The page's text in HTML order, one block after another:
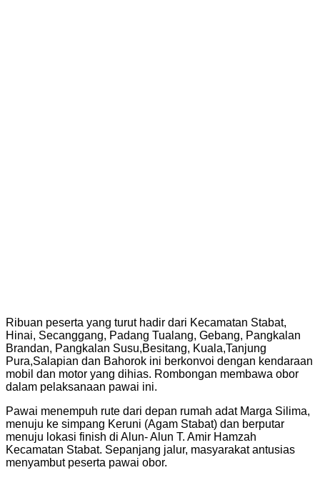
Ribuan peserta yang turut hadir dari Kecamatan Stabat,
Hinai, Secanggang, Padang Tualang, Gebang, Pangkalan
Brandan, Pangkalan Susu,Besitang, Kuala,Tanjung
Pura,Salapian dan Bahorok ini berkonvoi dengan kendaraan
mobil dan motor yang dihias. Rombongan membawa obor
dalam pelaksanaan pawai ini.
Pawai menempuh rute dari depan rumah adat Marga Silima,
menuju ke simpang Keruni (Agam Stabat) dan berputar
menuju lokasi finish di Alun- Alun T. Amir Hamzah
Kecamatan Stabat. Sepanjang jalur, masyarakat antusias
menyambut peserta pawai obor.